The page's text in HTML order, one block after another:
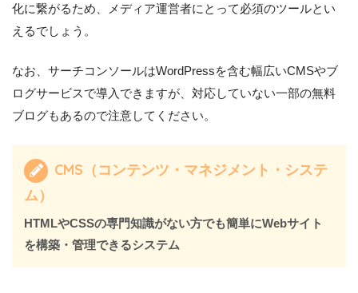
化に繋がるため、メディア運営者にとって必須のツールとい
えるでしょう。
なお、サーチコンソールはWordPressを含む幅広いCMSやブ
ログサービスで導入できますが、対応していない一部の無料
ブログもあるので注意してください。
CMS（コンテンツ・マネジメント・システ
ム）
HTMLやCSSの専門知識がない方でも簡単にWebサイト
を構築・管理できるシステム